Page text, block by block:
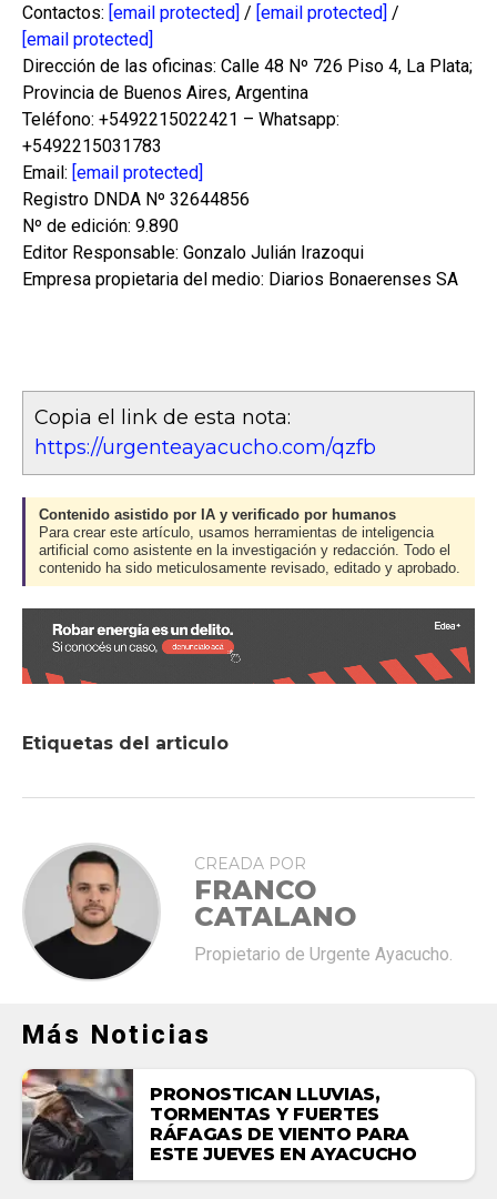
Contactos: [email protected] / [email protected] /
[email protected]
Dirección de las oficinas: Calle 48 Nº 726 Piso 4, La Plata;
Provincia de Buenos Aires, Argentina
Teléfono: +5492215022421 – Whatsapp:
+5492215031783
Email: [email protected]
Registro DNDA Nº 32644856
Nº de edición: 9.890
Editor Responsable: Gonzalo Julián Irazoqui
Empresa propietaria del medio: Diarios Bonaerenses SA
Copia el link de esta nota:
https://urgenteayacucho.com/qzfb
Contenido asistido por IA y verificado por humanos
Para crear este artículo, usamos herramientas de inteligencia
artificial como asistente en la investigación y redacción. Todo el
contenido ha sido meticulosamente revisado, editado y aprobado.
Etiquetas del articulo
CREADA POR
FRANCO
CATALANO
Propietario de Urgente Ayacucho.
Más Noticias
PRONOSTICAN LLUVIAS,
TORMENTAS Y FUERTES
RÁFAGAS DE VIENTO PARA
ESTE JUEVES EN AYACUCHO